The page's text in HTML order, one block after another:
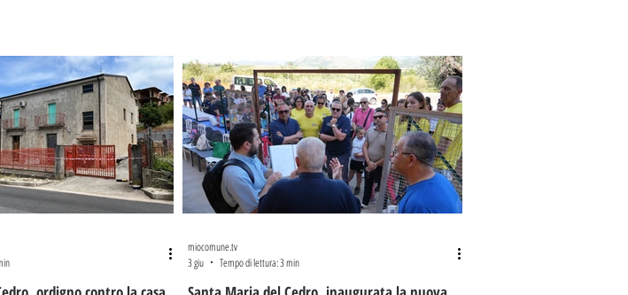
miocomune.tv
3 giu
Tempo di lettura: 3 min